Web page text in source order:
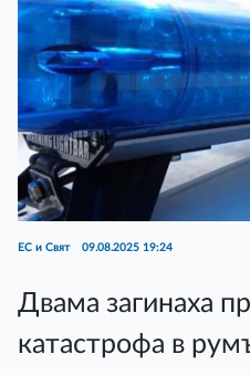
ЕС и Свят 09.08.2025 19:24
Двама загинаха
катастрофа в